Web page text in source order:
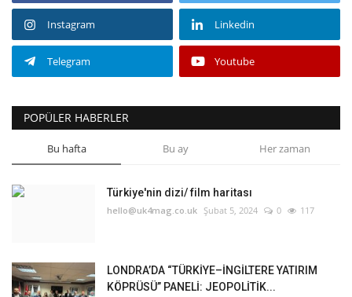
Instagram Linkedin
Telegram Youtube
POPÜLER HABERLER
Bu hafta Bu ay Her zaman
Türkiye'nin dizi/ film haritası
hello@uk4mag.co.uk Şubat 5, 2024 0 117
LONDRA’DA “TÜRKİYE–İNGİLTERE YATIRIM
KÖPRÜSÜ” PANELİ: JEOPOLİTİK...